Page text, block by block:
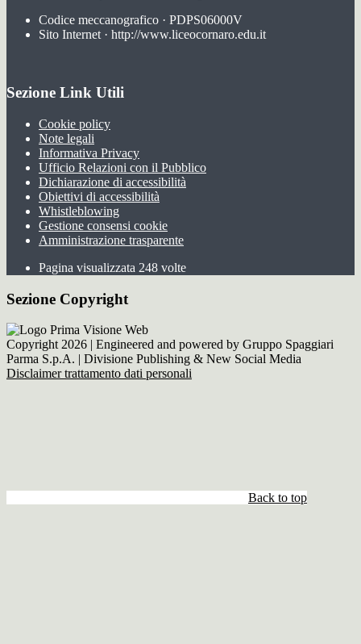
Codice meccanografico · PDPS06000V
Sito Internet · http://www.liceocornaro.edu.it
Sezione Link Utili
Cookie policy
Note legali
Informativa Privacy
Ufficio Relazioni con il Pubblico
Dichiarazione di accessibilità
Obiettivi di accessibilità
Whistleblowing
Gestione consensi cookie
Amministrazione trasparente
Pagina visualizzata 248 volte
Sezione Copyright
Copyright 2026 | Engineered and powered by Gruppo Spaggiari
Parma S.p.A. | Divisione Publishing & New Social Media
Disclaimer trattamento dati personali
Back to top